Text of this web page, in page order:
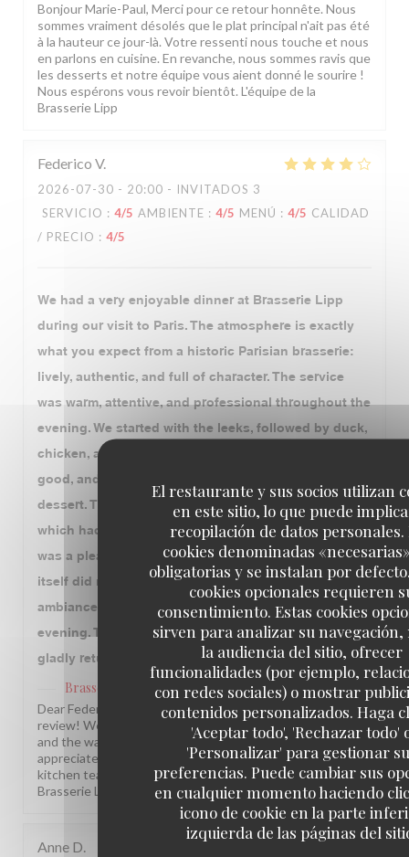
El restaurante y sus socios utilizan
en este sitio, lo que puede
recopilación de datos personales.
cookies denominadas
obligatorias y se instalan por
cookies opcionales requieren
consentimiento. Estas cookies
sirven para analizar su
la audiencia del sitio, ofrecer
funcionalidades (por ejemplo,
con redes sociales) o mostrar
contenidos personalizados. Haga
'Aceptar todo', 'Rechazar todo'
'Personalizar' para gestionar
preferencias. Puede cambiar sus
en cualquier momento haciendo
icono de cookie en la parte
izquierda de las páginas del
Bonjour Marie-Paul, Merci pour ce retour honnête. Nous
sommes vraiment désolés que le plat principal n'ait pas été
à la hauteur ce jour-là. Votre ressenti nous touche et nous
en parlons en cuisine. En revanche, nous sommes ravis que
les desserts et notre équipe vous aient donné le sourire !
Nous espérons vous revoir bientôt. L'équipe de la
Brasserie Lipp
Federico V
2026-07-30 - 20:00 - INVITADOS 3
SERVICIO : 4/5 AMBIENTE : 4/5 MENÚ : 4/5 CALIDAD
/ PRECIO : 4/5
We had a very enjoyable dinner at Brasserie Lipp
during our visit to Paris. The atmosphere is exactly
what you expect from a historic Parisian brasserie:
lively, authentic, and full of character. The service
was warm, attentive, and professional throughout the
evening. We started with the leeks, followed by duck,
chicken, and beef. The duck and chicken were very
good, and we also enjoyed the floating island for
dessert. The only disappointment was the beef,
which had good flavor but was a bit tough. Overall, it
was a pleasant experience, although we felt the food
itself did not quite match the price we paid. The
ambiance and service were the highlights of the
evening. Thank you to the entire team. We would
gladly return for the atmosphere and hospitality.
Brasserie Lipp
ha respondido a su opinión
Dear Federico, Thank you so much for this wonderful
review! We are delighted you enjoyed the atmosphere
and the warm service. Your note about the beef is truly
appreciated, and we will make sure to pass it along to our
kitchen team. We hope to welcome you back soon! The
Brasserie Lipp team!
Anne D